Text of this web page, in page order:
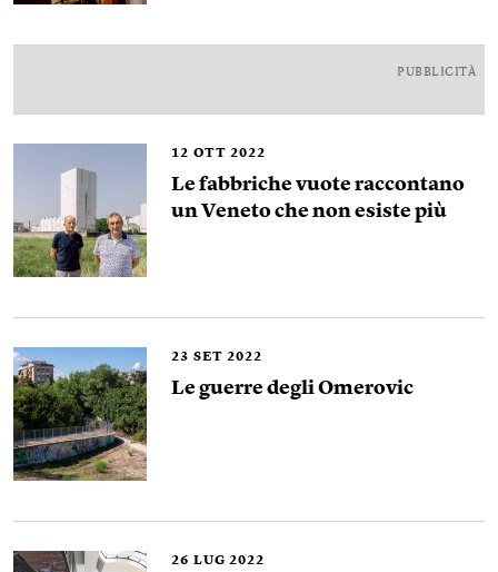
PUBBLICITÀ
12 OTT 2022
Le fabbriche vuote raccontano
un Veneto che non esiste più
23 SET 2022
Le guerre degli Omerovic
26 LUG 2022